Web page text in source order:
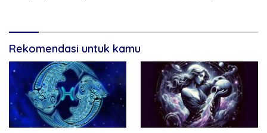
Rekomendasi untuk kamu